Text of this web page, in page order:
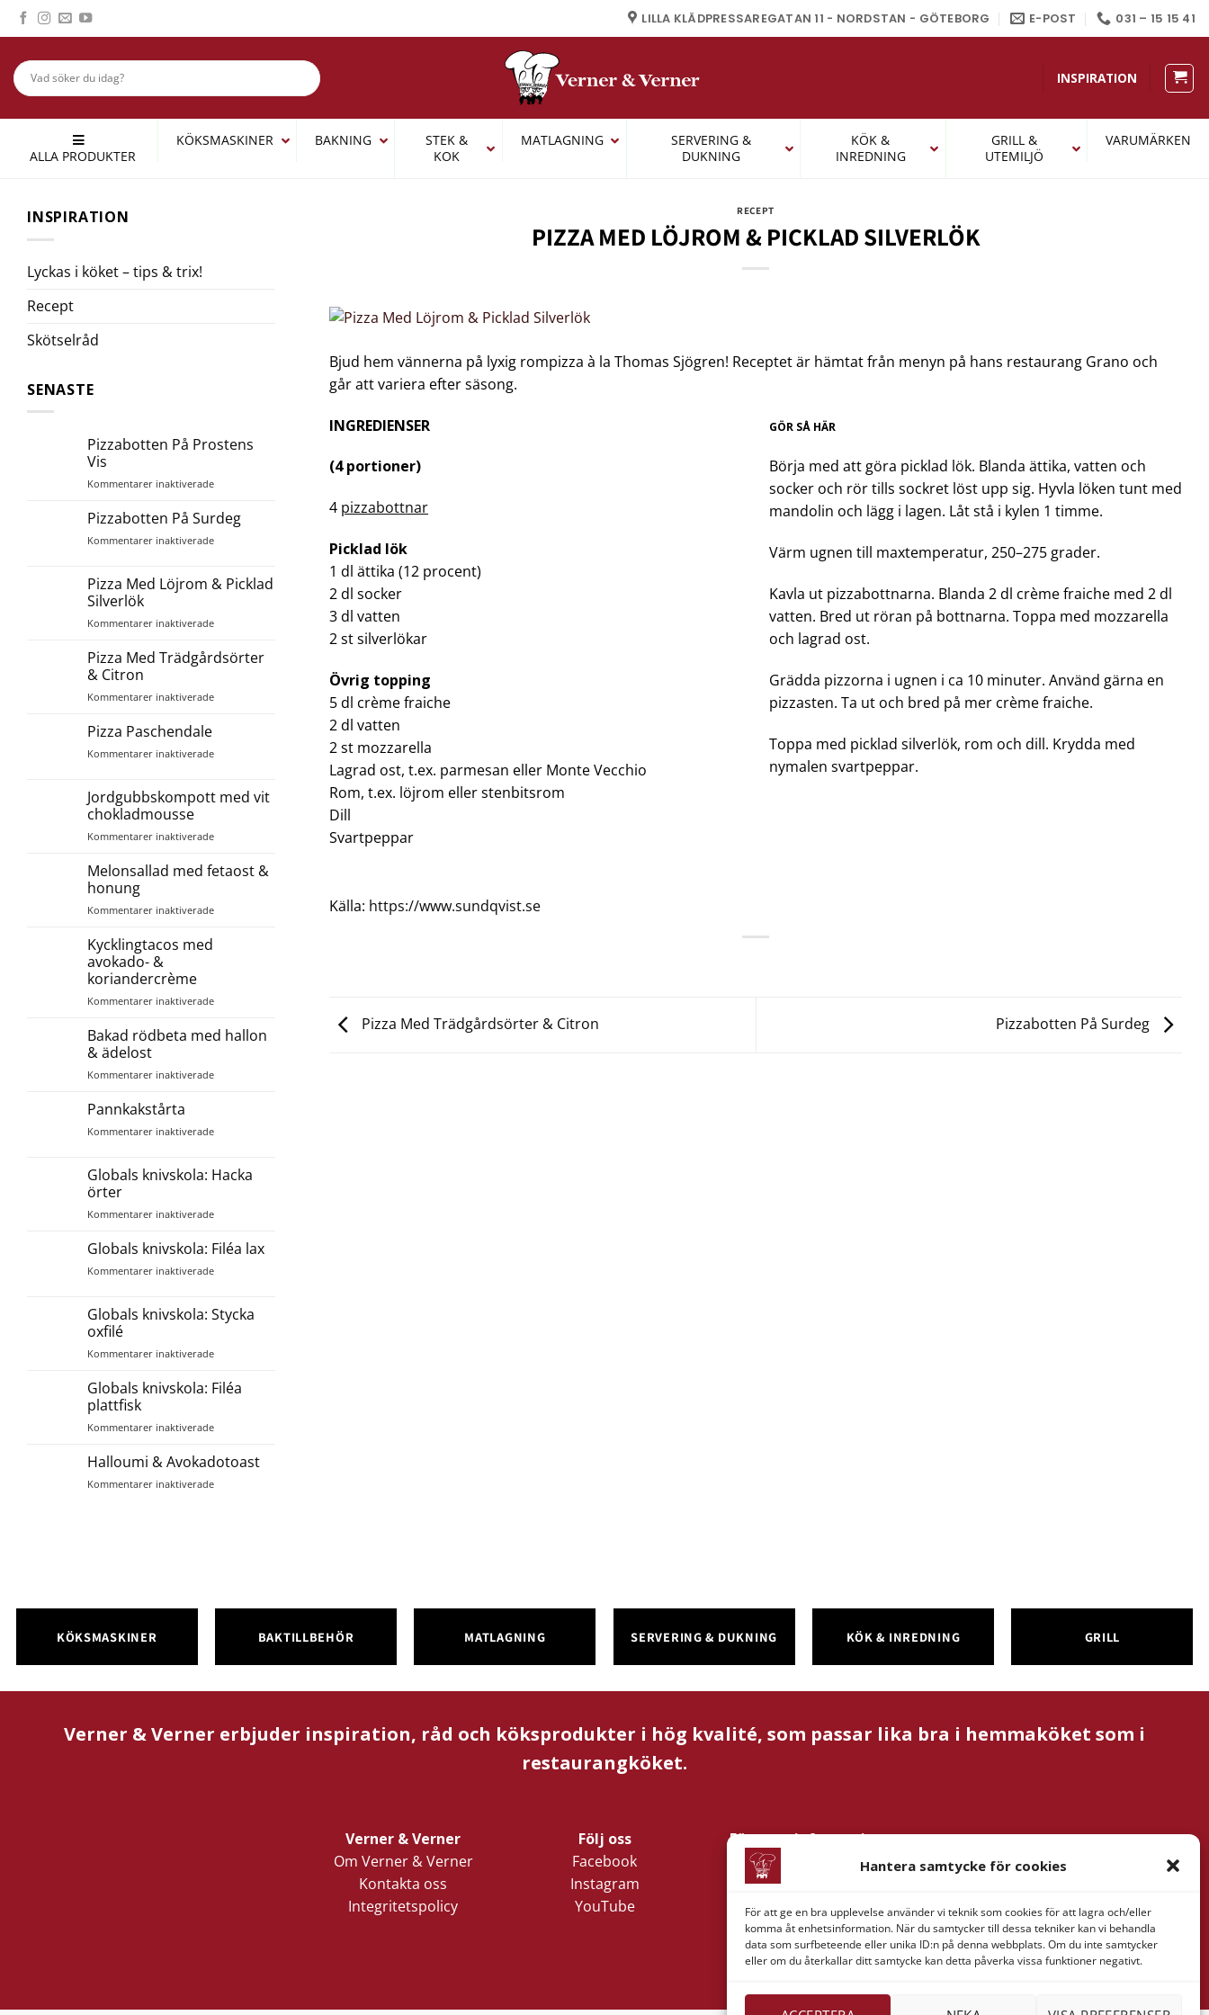
Hantera samtycke för cookies
För att ge en bra upplevelse använder vi teknik som cookies för att lagra och/eller
komma åt enhetsinformation. När du samtycker till dessa tekniker kan vi behandla
data som surfbeteende eller unika ID:n på denna webbplats. Om du inte samtycker
eller om du återkallar ditt samtycke kan detta påverka vissa funktioner negativt.
Skip
to
LILLA KLÄDPRESSAREGATAN 11 - NORDSTAN - GÖTEBORG E-POST 031 – 15 15 41
INSPIRATION
ALLA PRODUKTER
KÖKSMASKINER BAKNING
STEK &
KOK
MATLAGNING
SERVERING &
DUKNING
KÖK &
INREDNING
GRILL &
UTEMILJÖ
VARUMÄRKEN
INSPIRATION
Lyckas i köket – tips & trix!
Recept
Skötselråd
SENASTE
Pizzabotten På Prostens
Vis
Kommentarer inaktiveradeför
På
Prostens
Vis
Pizzabotten På Surdeg
Kommentarer inaktiveradeför
Surdeg
Pizza Med Löjrom & Picklad
Silverlök
Kommentarer inaktiveradeför
Med
Picklad
Pizza Med Trädgårdsörter
& Citron
Kommentarer inaktiveradeför
&
Pizza Paschendale
Kommentarer inaktiveradeför
Jordgubbskompott med vit
chokladmousse
Kommentarer inaktiveradeför
med
Melonsallad med fetaost &
honung
Kommentarer inaktiveradeför
Kycklingtacos med
avokado- &
koriandercrème
Kommentarer inaktiveradeför
med
koriandercrème
Bakad rödbeta med hallon
& ädelost
Kommentarer inaktiveradeför
hallon
ädelost
Pannkakstårta
Kommentarer inaktiveradeför
Globals knivskola: Hacka
örter
Kommentarer inaktiveradeför
knivskola:
örter
Globals knivskola: Filéa lax
Kommentarer inaktiveradeför
Filéa
Globals knivskola: Stycka
oxfilé
Kommentarer inaktiveradeför
knivskola:
Globals knivskola: Filéa
plattfisk
Kommentarer inaktiveradeför
knivskola:
plattfisk
Halloumi & Avokadotoast
Kommentarer inaktiveradeför
RECEPT
PIZZA MED LÖJROM & PICKLAD SILVERLÖK
Bjud hem vännerna på lyxig rompizza à la Thomas Sjögren! Receptet är hämtat från menyn på hans restaurang Grano och
går att variera efter säsong.
INGREDIENSER
(4 portioner)
4 pizzabottnar
Picklad lök
1 dl ättika (12 procent)
2 dl socker
3 dl vatten
2 st silverlökar
Övrig topping
5 dl crème fraiche
2 dl vatten
2 st mozzarella
Lagrad ost, t.ex. parmesan eller Monte Vecchio
Rom, t.ex. löjrom eller stenbitsrom
Dill
Svartpeppar
GÖR SÅ HÄR
Börja med att göra picklad lök. Blanda ättika, vatten och
socker och rör tills sockret löst upp sig. Hyvla löken tunt med
mandolin och lägg i lagen. Låt stå i kylen 1 timme.
Värm ugnen till maxtemperatur, 250–275 grader.
Kavla ut pizzabottnarna. Blanda 2 dl crème fraiche med 2 dl
vatten. Bred ut röran på bottnarna. Toppa med mozzarella
och lagrad ost.
Grädda pizzorna i ugnen i ca 10 minuter. Använd gärna en
pizzasten. Ta ut och bred på mer crème fraiche.
Toppa med picklad silverlök, rom och dill. Krydda med
nymalen svartpeppar.
Källa: https://www.sundqvist.se
Pizza Med Trädgårdsörter & Citron Pizzabotten På Surdeg
KÖKSMASKINER BAKTILLBEHÖR MATLAGNING SERVERING & DUKNING KÖK & INREDNING GRILL
Verner & Verner erbjuder inspiration, råd och köksprodukter i hög kvalité, som passar lika bra i hemmaköket som i
restaurangköket.
Verner & Verner
Om Verner & Verner
Kontakta oss
Integritetspolicy
Följ oss
Facebook
Instagram
YouTube
Företagsinformation
Verner & Verner
Nordstan AB
Lilla Klädpressaregatan
11
411 05 Göteborg